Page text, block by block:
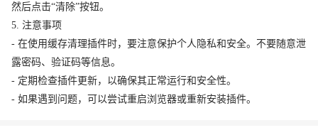
然后点击“清除”按钮。
5. 注意事项
- 在使用缓存清理插件时，要注意保护个人隐私和安全。不要随意泄
露密码、验证码等信息。
- 定期检查插件更新，以确保其正常运行和安全性。
- 如果遇到问题，可以尝试重启浏览器或重新安装插件。